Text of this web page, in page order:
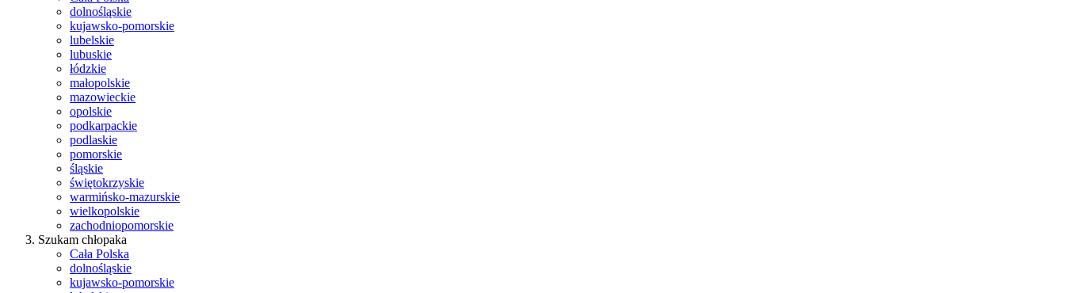
dolnośląskie
kujawsko-pomorskie
lubelskie
lubuskie
łódzkie
małopolskie
mazowieckie
opolskie
podkarpackie
podlaskie
pomorskie
śląskie
świętokrzyskie
warmińsko-mazurskie
wielkopolskie
zachodniopomorskie
Szukam chłopaka
Cała Polska
dolnośląskie
kujawsko-pomorskie